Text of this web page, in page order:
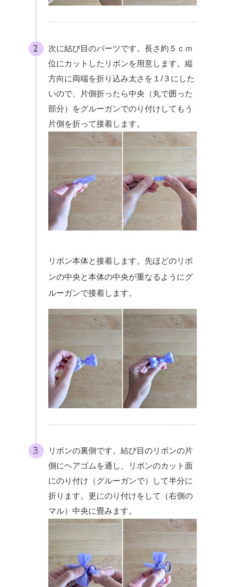
次に結び目のパーツです。長さ約５ｃｍ
位にカットしたリボンを用意します。縦
方向に両端を折り込み太さを１/３にした
いので、片側折ったら中央（丸で囲った
部分）をグルーガンでのり付けしてもう
片側を折って接着します。
リボン本体と接着します。先ほどのリボ
ンの中央と本体の中央が重なるようにグ
ルーガンで接着します。
リボンの裏側です。結び目のリボンの片
側にヘアゴムを通し、リボンのカット面
にのり付け（グルーガンで）して半分に
折ります。更にのり付けをして（右側の
マル）中央に畳みます。